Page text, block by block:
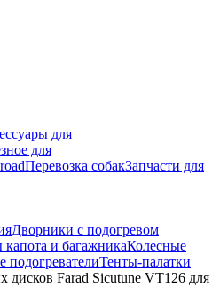
для
для
Перевозка собакЗапчасти для
Дворники с подогревом
и багажникаКолесные
подогревателиТенты-палатки
дисков Farad Sicutune VT126 для